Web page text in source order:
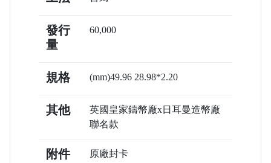
發行
量
60,000
規格 (mm)49.96 28.98*2.20
其他
英國皇家鑄幣廠x日耳曼造幣廠
聯名款
附件 原廠封卡